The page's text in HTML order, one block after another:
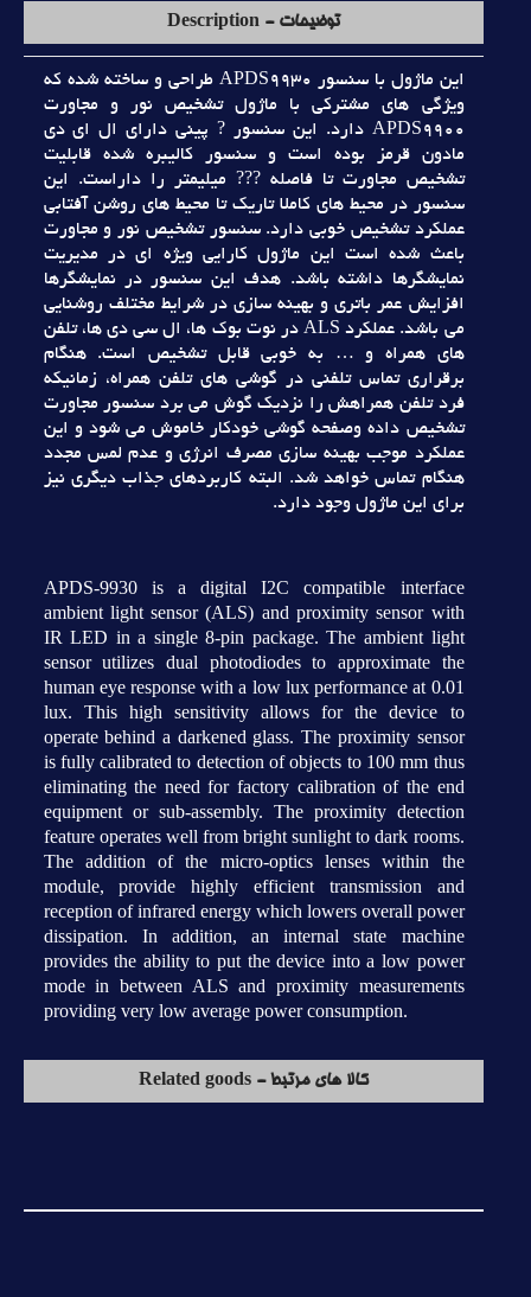
توضیحات - Description
اين ماژول با سنسور APDS9930 طراحي و ساخته شده که
ويژگي هاي مشترکي با ماژول تشخيص نور و مجاورت
APDS9900 دارد. اين سنسور ? پيني داراي ال اي دي
مادون قرمز بوده است و سنسور کاليبره شده قابليت
تشخيص مجاورت تا فاصله ??? ميليمتر را داراست. اين
سنسور در محيط هاي کاملا تاريک تا محيط هاي روشن آفتابي
عملکرد تشخيص خوبي دارد. سنسور تشخيص نور و مجاورت
باعث شده است اين ماژول کارايي ويژه اي در مديريت
نمايشگرها داشته باشد. هدف اين سنسور در نمايشگرها
افزايش عمر باتري و بهينه سازي در شرايط مختلف روشنايي
مي باشد. عملکرد ALS در نوت بوک ها، ال سي دي ها، تلفن
هاي همراه و … به خوبي قابل تشخيص است. هنگام
برقراري تماس تلفني در گوشي هاي تلفن همراه، زمانيکه
فرد تلفن همراهش را نزديک گوش مي برد سنسور مجاورت
تشخيص داده وصفحه گوشي خودکار خاموش مي شود و اين
عملکرد موجب بهينه سازي مصرف انرژي و عدم لمس مجدد
هنگام تماس خواهد شد. البته کاربردهاي جذاب ديگري نيز
براي اين ماژول وجود دارد.
APDS-9930 is a digital I2C compatible interface
ambient light sensor (ALS) and proximity sensor with
IR LED in a single 8-pin package. The ambient light
sensor utilizes dual photodiodes to approximate the
human eye response with a low lux performance at 0.01
lux. This high sensitivity allows for the device to
operate behind a darkened glass. The proximity sensor
is fully calibrated to detection of objects to 100 mm thus
eliminating the need for factory calibration of the end
equipment or sub-assembly. The proximity detection
feature operates well from bright sunlight to dark rooms.
The addition of the micro-optics lenses within the
module, provide highly efficient transmission and
reception of infrared energy which lowers overall power
dissipation. In addition, an internal state machine
provides the ability to put the device into a low power
mode in between ALS and proximity measurements
providing very low average power consumption.
کالا های مرتبط - Related goods